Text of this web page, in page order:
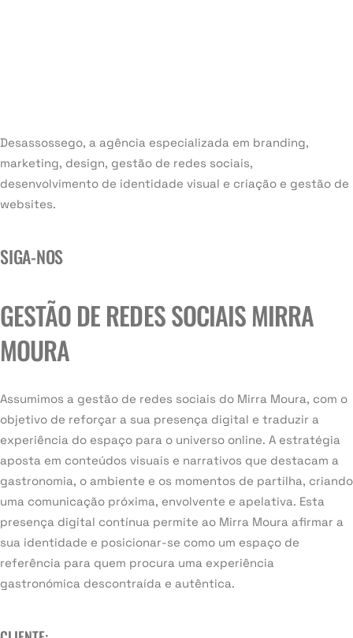
Desassossego, a agência especializada em branding,
marketing, design, gestão de redes sociais,
desenvolvimento de identidade visual e criação e gestão de
websites.
SIGA-NOS
GESTÃO DE REDES SOCIAIS MIRRA
MOURA
Assumimos a gestão de redes sociais do Mirra Moura, com o
objetivo de reforçar a sua presença digital e traduzir a
experiência do espaço para o universo online. A estratégia
aposta em conteúdos visuais e narrativos que destacam a
gastronomia, o ambiente e os momentos de partilha, criando
uma comunicação próxima, envolvente e apelativa. Esta
presença digital contínua permite ao Mirra Moura afirmar a
sua identidade e posicionar-se como um espaço de
referência para quem procura uma experiência
gastronómica descontraída e autêntica.